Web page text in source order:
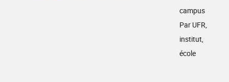
campus
Par UFR,
institut,
école